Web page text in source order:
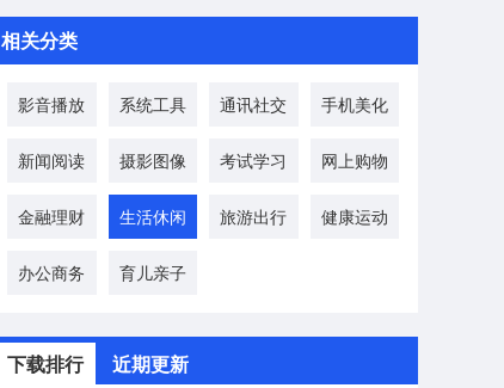
相关分类
影音播放 系统工具 通讯社交 手机美化
新闻阅读 摄影图像 考试学习 网上购物
金融理财 生活休闲 旅游出行 健康运动
办公商务 育儿亲子
下载排行 近期更新